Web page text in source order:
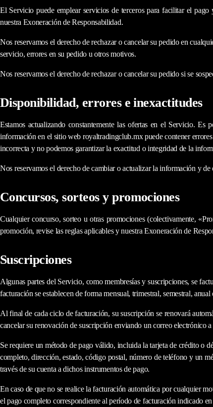
El Servicio puede emplear servicios de terceros para facilitar el
nuestra Exoneración de Responsabilidad.
Nos reservamos el derecho de rechazar o cancelar su pedido en
servicio, errores en su pedido u otros motivos.
Nos reservamos el derecho de rechazar o cancelar su pedido si se
Disponibilidad, errores e inexactitudes
Estamos actualizando constantemente las ofertas en el Servicio.
información en el sitio web royaltradingclub.mx puede contener
incorrecta y no podemos garantizar la exactitud o integridad de la
Nos reservamos el derecho de cambiar o actualizar la información y
Concursos, sorteos y promociones
Cualquier concurso, sorteo u otras promociones (colectivamente,
promoción, revise las reglas aplicables y nuestra Exoneración de
Suscripciones
Algunas partes del Servicio, como membresías y suscripciones, se
facturación se establecen de forma mensual, trimestral, semestral,
Al final de cada ciclo de facturación, su suscripción se renovará
cancelar su renovación de suscripción enviando un correo electrónico a
Se requiere un método de pago válido, incluida la tarjeta de crédito o
completo, dirección, estado, código postal, número de teléfono y un
través de su cuenta a dichos instrumentos de pago.
En caso de que no se realice la facturación automática por cualquier
el pago completo correspondiente al período de facturación indicado